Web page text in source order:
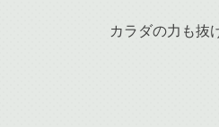
カラダの力も抜